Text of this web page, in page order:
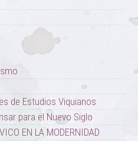
de Estudios Viquianos
para el Nuevo Siglo
EN LA MODERNIDAD